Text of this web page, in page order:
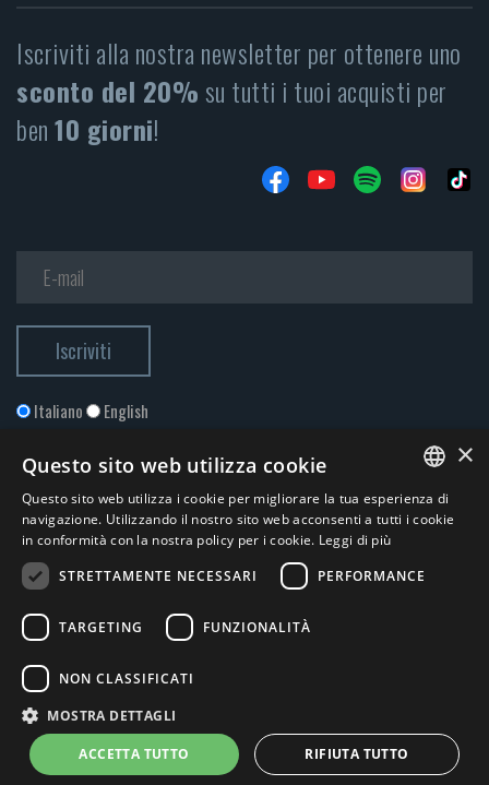
Iscriviti alla nostra newsletter per ottenere uno
sconto del 20%su tutti i tuoi acquisti per
ben10 giorni!
Italiano English
Accetto la Privacy Policy*
© 2026 ERGA srl - P.IVA 11173870152 | HALIDON srl - P.IVA 12885130158
- Licenza SIAE n. 2262/I/1528 - 3020/I/1528 - n. 8064 -
cookies-News- by Italia Multimedia Web Agency Milano
ITALIAN
×
Questo sito web utilizza cookie
Questo sito web utilizza i cookie per migliorare la tua esperienza di
navigazione. Utilizzando il nostro sito web acconsenti a tutti i cookie
in conformità con la nostra policy per i cookie. Leggi di più
STRETTAMENTE NECESSARI
PERFORMANCE
TARGETING FUNZIONALITÀ
NON CLASSIFICATI
MOSTRA DETTAGLI
ACCETTA TUTTO RIFIUTA TUTTO